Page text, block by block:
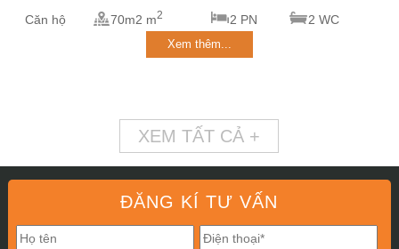
Căn hộ 70m2 m2 2 PN 2 WC
Xem thêm...
XEM TẤT CẢ +
ĐĂNG KÍ TƯ VẤN